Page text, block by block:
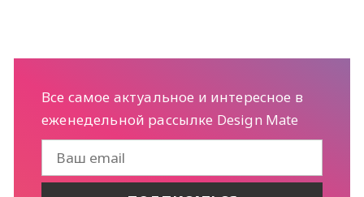
Все самое актуальное и интересное в
еженедельной рассылке Design Mate